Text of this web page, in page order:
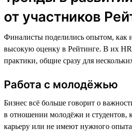
от участников
Финалисты поделились опытом, как
высокую оценку в Рейтинге. В их HR-
практики, общие сразу для
Работа с молодёжью
Бизнес всё больше говорит о
в отношении молодёжи и студентов,
карьеру или не имеют нужного